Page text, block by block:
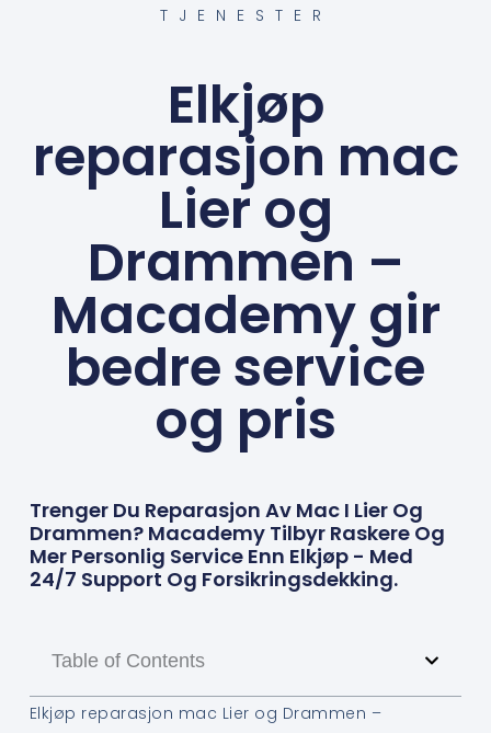
TJENESTER
Elkjøp
reparasjon mac
Lier og
Drammen –
Macademy gir
bedre service
og pris
Trenger Du Reparasjon Av Mac I Lier Og
Drammen? Macademy Tilbyr Raskere Og
Mer Personlig Service Enn Elkjøp - Med
24/7 Support Og Forsikringsdekking.
Table of Contents
Elkjøp reparasjon mac Lier og Drammen –